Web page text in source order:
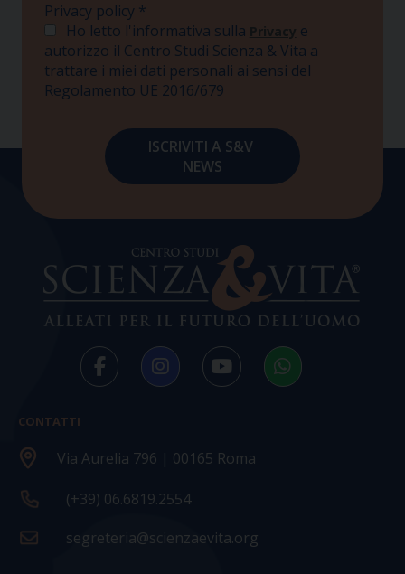
Privacy policy *
Ho letto l'informativa sulla Privacy e
autorizzo il Centro Studi Scienza & Vita a
trattare i miei dati personali ai sensi del
Regolamento UE 2016/679
CONTATTI
Via Aurelia 796 | 00165 Roma
(+39) 06.6819.2554
segreteria@scienzaevita.org